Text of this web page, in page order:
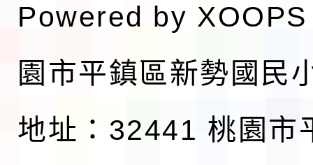
Powered by XOOPS
園市平鎮區新勢國民
地址：32441 桃園市